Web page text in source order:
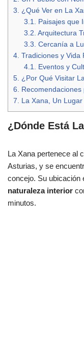
3.
¿Qué Ver en La
3.1.
Paisajes que
3.2. Arquitectura
3.3. Cercanía a
4. Tradiciones y Vida
4.1.
Eventos y
5. ¿Por Qué Visitar
6.
Recomendaciones
7.
La Xana, Un
¿Dónde Está
La Xana pertenece al
Asturias, y se
concejo. Su ubicación
naturaleza interior
minutos.